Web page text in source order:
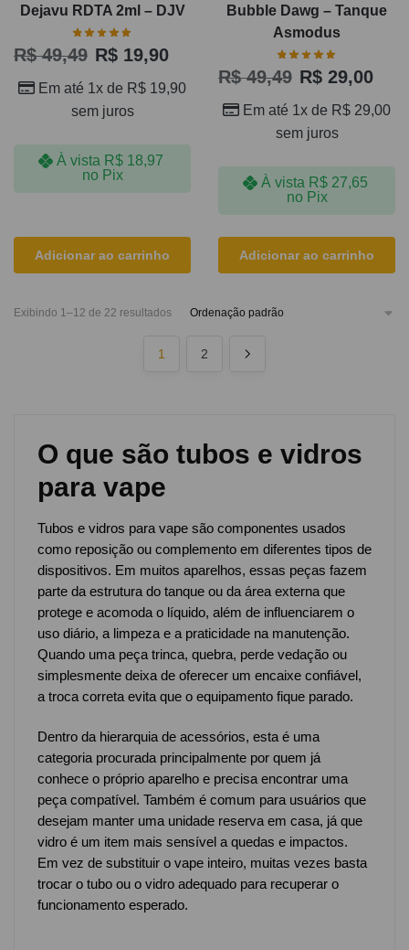
Dejavu RDTA 2ml – DJV
R$49,49 R$ 19,90
Em até 1x de R$ 19,90
sem juros
À vista R$18,97
no Pix
Adicionar ao carrinho
Bubble Dawg – Tanque
Asmodus
R$49,49 R$ 29,00
Em até 1x de R$ 29,00
sem juros
À vista R$27,65
no Pix
Adicionar ao carrinho
Exibindo 1–12 de 22 resultados
1 2
O que são tubos e vidros
para vape
Tubos e vidros para vape são componentes usados
como reposição ou complemento em diferentes tipos de
dispositivos. Em muitos aparelhos, essas peças fazem
parte da estrutura do tanque ou da área externa que
protege e acomoda o líquido, além de influenciarem o
uso diário, a limpeza e a praticidade na manutenção.
Quando uma peça trinca, quebra, perde vedação ou
simplesmente deixa de oferecer um encaixe confiável,
a troca correta evita que o equipamento fique parado.
Dentro da hierarquia de acessórios, esta é uma
categoria procurada principalmente por quem já
conhece o próprio aparelho e precisa encontrar uma
peça compatível. Também é comum para usuários que
desejam manter uma unidade reserva em casa, já que
vidro é um item mais sensível a quedas e impactos.
Em vez de substituir o vape inteiro, muitas vezes basta
trocar o tubo ou o vidro adequado para recuperar o
funcionamento esperado.